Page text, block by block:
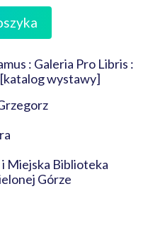
: Galeria Pro Libris :
wystawy]
Miejska Biblioteka
Górze